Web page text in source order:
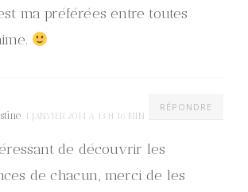
ma préférées entre toutes
RÉPONDRE
4 JANVIER 2014 À 13 H 16 MIN
de découvrir les
de chacun, merci de les